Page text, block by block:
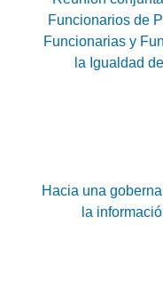
Funcionarios de
Funcionarias y
la Igualdad
Hacia una
la